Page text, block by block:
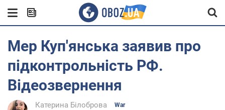
Мер Куп'янська заявив про
підконтрольність РФ.
Відеозвернення
Катерина Білоброва War